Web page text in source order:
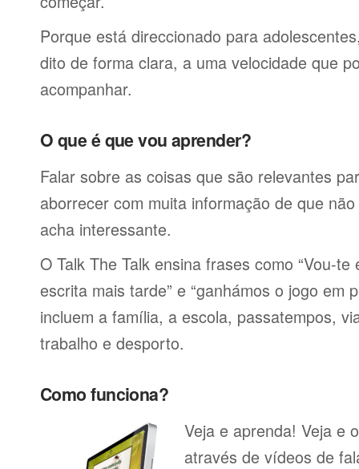
Porque está direccionado para
dito de forma clara, a uma velocidade que
acompanhar.
O que é que vou aprender?
Falar sobre as coisas que são relevantes
aborrecer com muita informação de que
acha interessante.
O Talk The Talk ensina frases como “Vou-
escrita mais tarde” e “ganhámos o jogo em
incluem a família, a escola, passatempos,
trabalho e desporto.
Como funciona?
Veja e aprenda! Veja e
através de vídeos de